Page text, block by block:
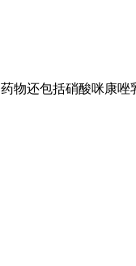
还包括硝酸咪康